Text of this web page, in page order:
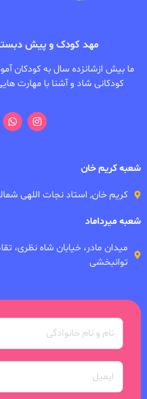
مهد کودک و پیش
ما بیش ازشانزده سال به کودکان
کودکانی شاد و آشنا با مهارت
شعبه کریم خان
کریم خان, استاد نجات اللهی
شعبه میرداماد
میدان مادر، خیابان شاه نظری،
توانبخشی